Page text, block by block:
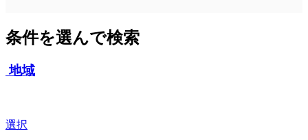
条件を選んで検索
地域
選択